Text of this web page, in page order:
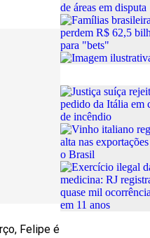
Felipe é